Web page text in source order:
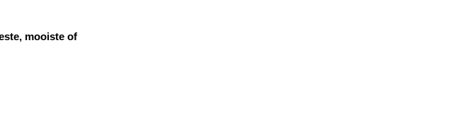
mooiste of